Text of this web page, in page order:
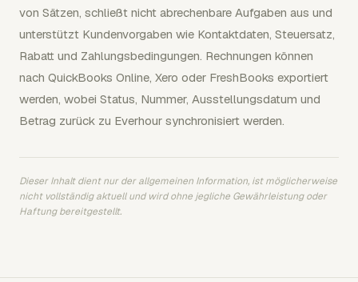
von Sätzen, schließt nicht abrechenbare Aufgaben aus und
unterstützt Kundenvorgaben wie Kontaktdaten, Steuersatz,
Rabatt und Zahlungsbedingungen. Rechnungen können
nach QuickBooks Online, Xero oder FreshBooks exportiert
werden, wobei Status, Nummer, Ausstellungsdatum und
Betrag zurück zu Everhour synchronisiert werden.
Dieser Inhalt dient nur der allgemeinen Information, ist möglicherweise
nicht vollständig aktuell und wird ohne jegliche Gewährleistung oder
Haftung bereitgestellt.